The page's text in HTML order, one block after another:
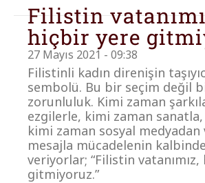
Filistin
hiçbir yere
27 Mayıs 2021 - 09:38
Filistinli kadın direnişin
sembolü. Bu bir seçim değil
zorunluluk. Kimi zaman
ezgilerle, kimi zaman
kimi zaman sosyal
mesajla mücadelenin
veriyorlar; “Filistin
gitmiyoruz.”